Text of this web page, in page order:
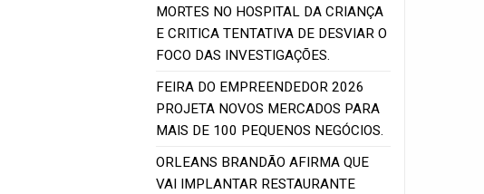
MORTES NO HOSPITAL DA CRIANÇA
E CRITICA TENTATIVA DE DESVIAR O
FOCO DAS INVESTIGAÇÕES.
FEIRA DO EMPREENDEDOR 2026
PROJETA NOVOS MERCADOS PARA
MAIS DE 100 PEQUENOS NEGÓCIOS.
ORLEANS BRANDÃO AFIRMA QUE
VAI IMPLANTAR RESTAURANTE